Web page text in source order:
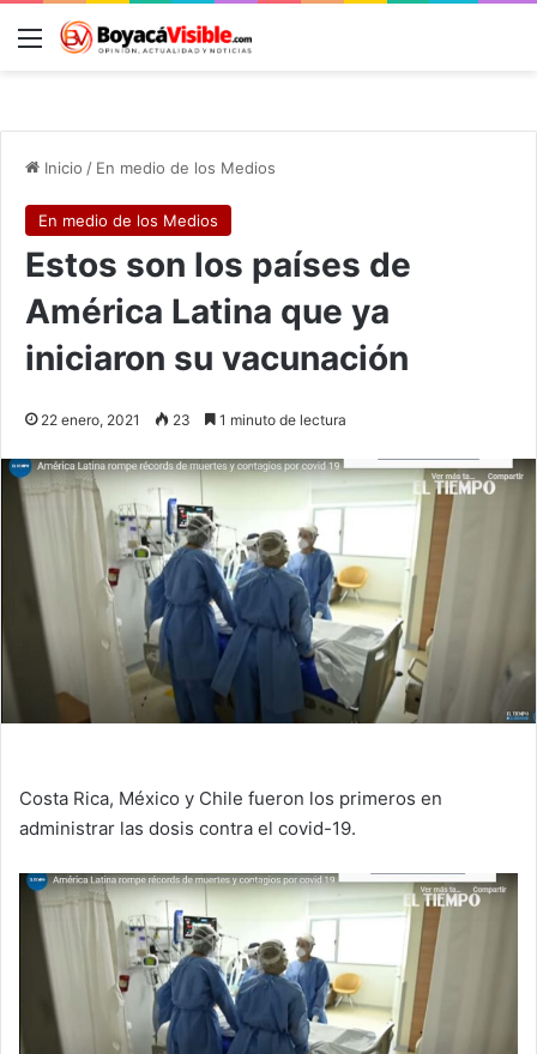
Menú
Inicio / En medio de los Medios
En medio de los Medios
Estos son los países de
América Latina que ya
iniciaron su vacunación
22 enero, 2021 23 1 minuto de lectura
Costa Rica, México y Chile fueron los primeros en
administrar las dosis contra el covid-19.